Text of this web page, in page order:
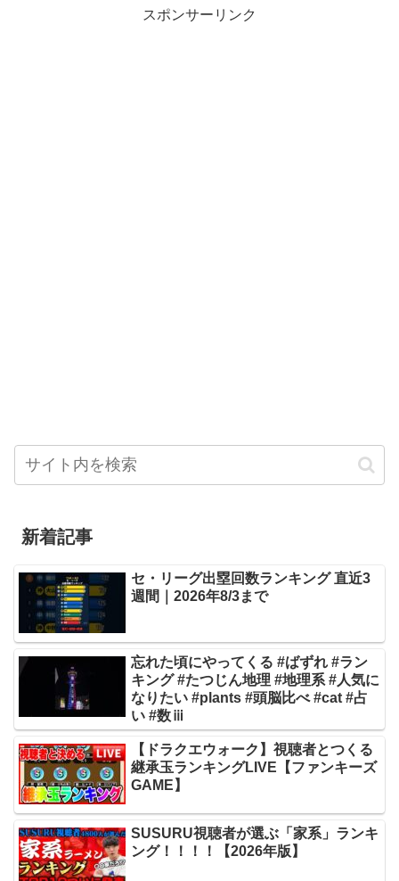
スポンサーリンク
新着記事
セ・リーグ出塁回数ランキング 直近3
週間｜2026年8/3まで
忘れた頃にやってくる #ばずれ #ラン
キング #たつじん地理 #地理系 #人気に
なりたい #plants #頭脳比べ #cat #占
い #数ⅲ
【ドラクエウォーク】視聴者とつくる
継承玉ランキングLIVE【ファンキーズ
GAME】
SUSURU視聴者が選ぶ「家系」ランキ
ング！！！！【2026年版】